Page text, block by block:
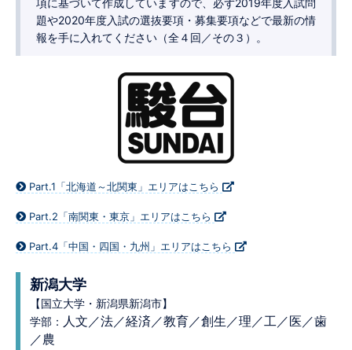
項に基づいて作成していますので、必ず2019年度入試問
題や2020年度入試の選抜要項・募集要項などで最新の情
報を手に入れてください（全４回／その３）。
Part.1「北海道～北関東」エリアはこちら
Part.2「南関東・東京」エリアはこちら
Part.4「中国・四国・九州」エリアはこちら
新潟大学
【国立大学・新潟県新潟市】
学部： 人文／法／経済／教育／創生／理／工／医／歯
／農